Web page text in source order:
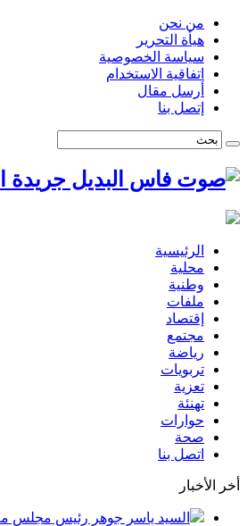
من نحن
هيأة التحرير
سياسة الخصوصية
اتفاقية الاستخدام
أرسل مقال
إتصل بنا
الرئيسية
محلية
وطنية
ملفات
إقتصاد
مجتمع
رياضة
تربويات
تعزية
تهنئة
حوارات
صحة
اتصل بنا
أخر الأخبار
السيد ياسر جوهر رئيس مجلس مقاطعة